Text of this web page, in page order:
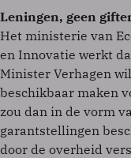
Leningen, geen
Het ministerie van
en Innovatie werkt
Minister Verhagen
beschikbaar maken
zou dan in de vorm
garantstellingen
door de overheid